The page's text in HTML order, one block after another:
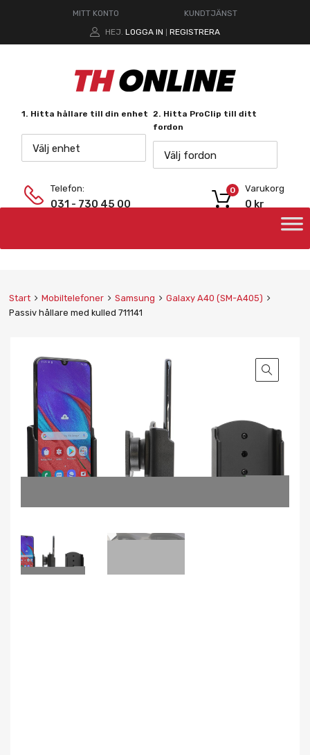
MITT KONTO
KUNDTJÄNST
HEJ. LOGGA IN REGISTRERA
1. Hitta hållare till din enhet
Välj enhet
2. Hitta ProClip till ditt
fordon
Välj fordon
Telefon:
031 - 730 45 00
Varukorg
0 kr
0
Start Mobiltelefoner Samsung
Galaxy A40 (SM-A405)
Passiv hållare med kulled 711141